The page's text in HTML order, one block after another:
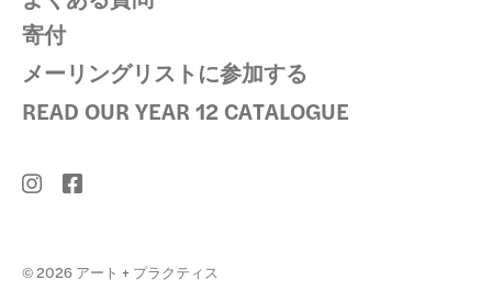
寄付
メーリングリストに参加する
READ OUR YEAR 12 CATALOGUE
© 2026 アート + プラクティス